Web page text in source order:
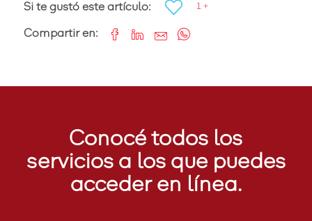
Si te gustó este artículo: 1 +
Compartir en:
Conocé todos los
servicios a los que puedes
acceder en línea.